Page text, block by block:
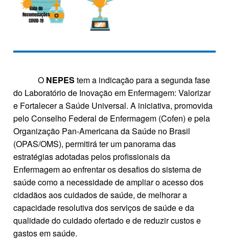
O NEPES tem a indicação para a segunda fase
do Laboratório de Inovação em Enfermagem: Valorizar
e Fortalecer a Saúde Universal. A iniciativa, promovida
pelo Conselho Federal de Enfermagem (Cofen) e pela
Organização Pan-Americana da Saúde no Brasil
(OPAS/OMS), permitirá ter um panorama das
estratégias adotadas pelos profissionais da
Enfermagem ao enfrentar os desafios do sistema de
saúde como a necessidade de ampliar o acesso dos
cidadãos aos cuidados de saúde, de melhorar a
capacidade resolutiva dos serviços de saúde e da
qualidade do cuidado ofertado e de reduzir custos e
gastos em saúde.